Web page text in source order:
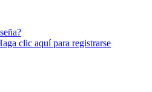
clic aquí para registrarse